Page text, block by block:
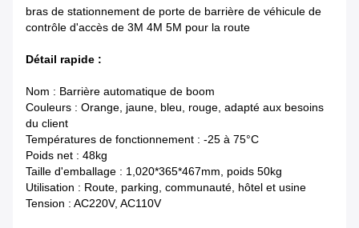
bras de stationnement de porte de barrière de véhicule de
contrôle d'accès de 3M 4M 5M pour la route
Détail rapide :
Nom : Barrière automatique de boom
Couleurs : Orange, jaune, bleu, rouge, adapté aux besoins
du client
Températures de fonctionnement : -25 à 75°C
Poids net : 48kg
Taille d'emballage : 1,020*365*467mm, poids 50kg
Utilisation : Route, parking, communauté, hôtel et usine
Tension : AC220V, AC110V